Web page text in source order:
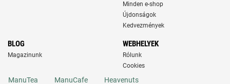
Minden e-shop
Újdonságok
Kedvezmények
BLOG
Magazinunk
WEBHELYEK
Rólunk
Cookies
ManuTea ManuCafe Heavenuts